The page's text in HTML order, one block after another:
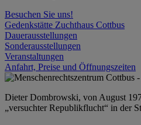
Besuchen Sie uns!
Gedenkstätte Zuchthaus Cottbus
Dauerausstellungen
Sonderausstellungen
Veranstaltungen
Anfahrt, Preise und Öffnungszeiten
Dieter Dombrowski, von August
„versuchter Republikflucht“ in der